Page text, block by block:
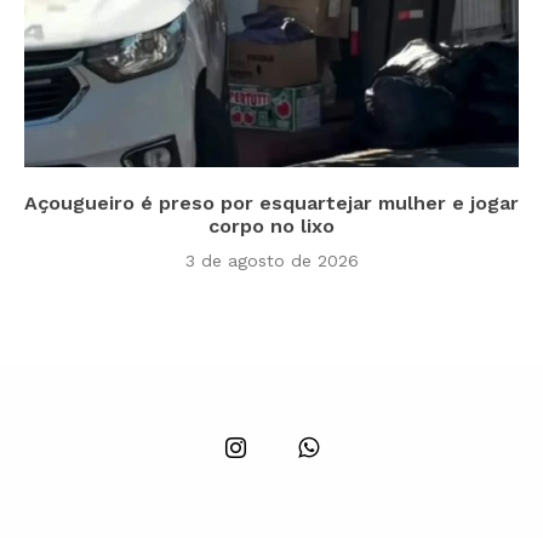
Açougueiro é preso por esquartejar mulher e jogar
corpo no lixo
3 de agosto de 2026